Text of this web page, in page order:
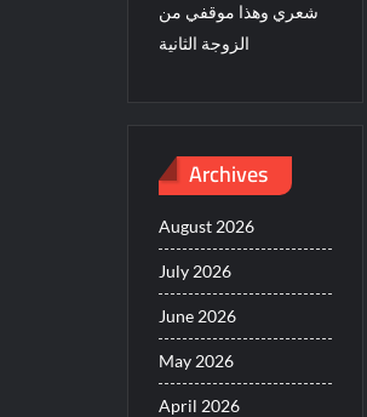
شعري وهذا موقفي من
الزوجة الثانية
Archives
August 2026
July 2026
June 2026
May 2026
April 2026